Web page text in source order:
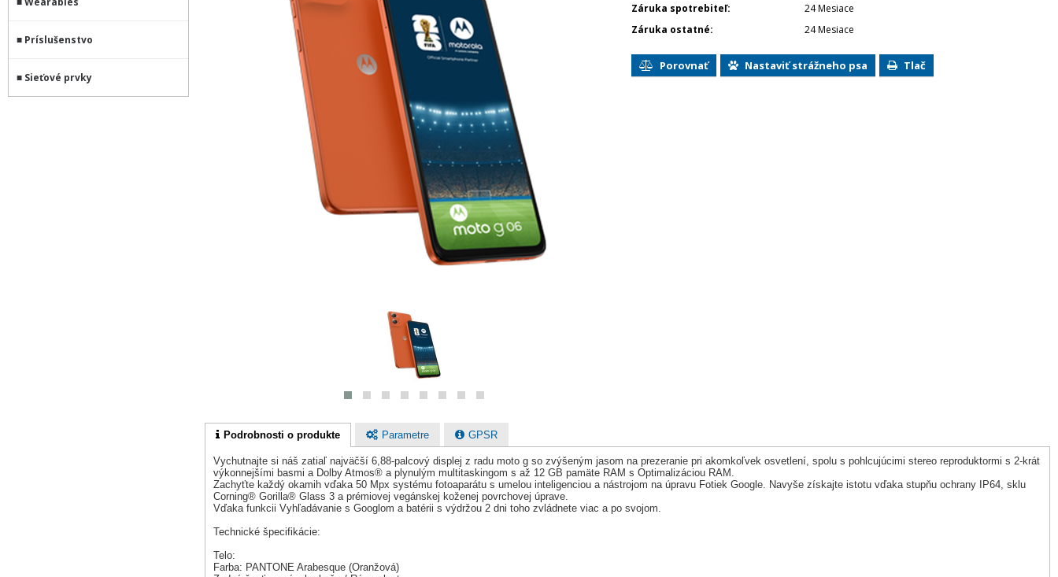
Príslušenstvo
Sieťové prvky
Záruka spotrebiteľ
24 Mesiace
Záruka ostatné
24 Mesiace
Porovnať Nastaviť strážneho psa Tlač
Podrobnosti o produkte Parametre GPSR
Vychutnajte si náš zatiaľ najväčší 6,88-palcový displej z radu moto g so zvýšeným jasom na prezeranie pri akomkoľvek osvetlení, spolu s pohlcujúcimi stereo reproduktormi s 2-krát
výkonnejšími basmi a Dolby Atmos® a plynulým multitaskingom s až 12 GB pamäte RAM s Optimalizáciou RAM.
Zachyťte každý okamih vďaka 50 Mpx systému fotoaparátu s umelou inteligenciou a nástrojom na úpravu Fotiek Google. Navyše získajte istotu vďaka stupňu ochrany IP64, sklu
Corning® Gorilla® Glass 3 a prémiovej vegánskej koženej povrchovej úprave.
Vďaka funkcii Vyhľadávanie s Googlom a batérii s výdržou 2 dni toho zvládnete viac a po svojom.
Technické špecifikácie:
Telo:
Farba: PANTONE Arabesque (Oranžová)